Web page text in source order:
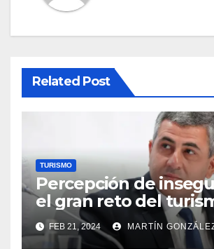
Related Post
TURISMO
Percepción de
el gran reto del
México
FEB 21, 2024 MARTÍN